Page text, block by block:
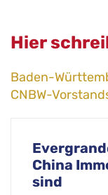
Hier
Baden-
CNBW-
China
sind